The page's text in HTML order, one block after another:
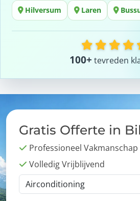
Hilversum Laren
100+ tevreden
Gratis Offerte in
Professioneel Vakmanschap
Volledig Vrijblijvend